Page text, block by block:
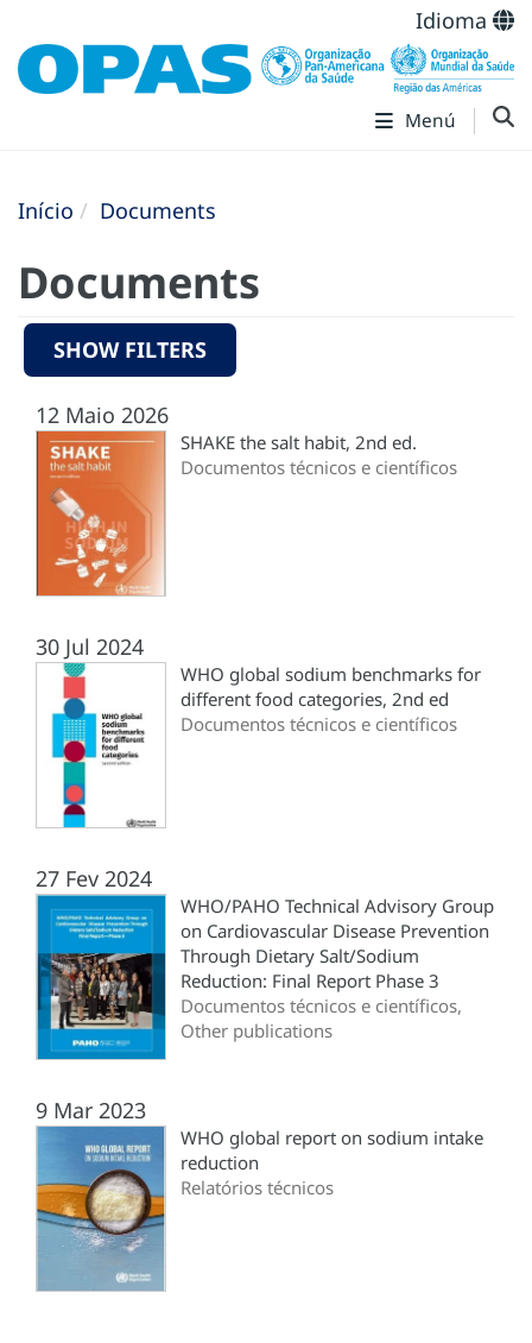
Idioma
Menú
Início Documents
Documents
SHOW FILTERS
12 Maio 2026
SHAKE the salt habit, 2nd ed.
Documentos técnicos e científicos
30 Jul 2024
WHO global sodium benchmarks for
different food categories, 2nd ed
Documentos técnicos e científicos
27 Fev 2024
WHO/PAHO Technical Advisory Group
on Cardiovascular Disease Prevention
Through Dietary Salt/Sodium
Reduction: Final Report Phase 3
Documentos técnicos e científicos,
Other publications
9 Mar 2023
WHO global report on sodium intake
reduction
Relatórios técnicos